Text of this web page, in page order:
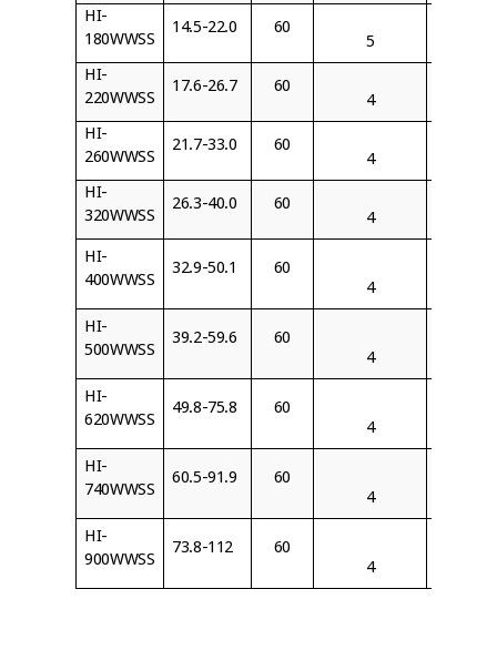
HI-
180WWSS
14.5-22.0 60
5
HI-
220WWSS
17.6-26.7 60
4
HI-
260WWSS
21.7-33.0 60
4
HI-
320WWSS
26.3-40.0 60
4
HI-
400WWSS
32.9-50.1
60
4
HI-
500WWSS
39.2-59.6
60
4
HI-
620WWSS
49.8-75.8
60
4
HI-
740WWSS
60.5-91.9
60
4
HI-
900WWSS
73.8-112
60
4